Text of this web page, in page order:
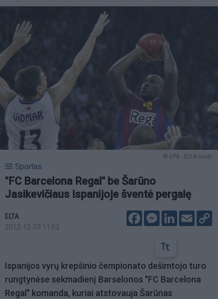
© EPA - ELTA nuotr.
Sportas
"FC Barcelona Regal" be Šarūno
Jasikevičiaus Ispanijoje šventė pergalę
ELTA
2012-12-03 11:03
FacebookMessenger
LinkedIn
Email
Ispanijos vyrų krepšinio čempionato dešimtojo turo
rungtynėse sekmadienį Barselonos "FC Barcelona
Regal" komanda, kuriai atstovauja Šarūnas